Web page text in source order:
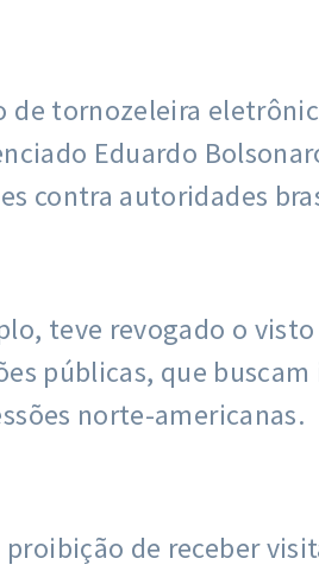
de tornozeleira
Eduardo
contra autoridades
teve revogado o visto
públicas, que
norte-americanas.
de receber